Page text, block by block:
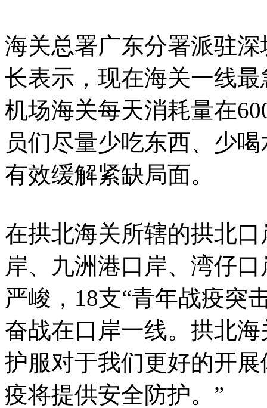
海关总署广东分署派驻
长表示，现在海关一线
机场海关每天消耗量在
员们尽量少吃东西、少
有效缓解紧缺局面。
在拱北海关所辖的拱北
岸、九洲港口岸、湾仔
严峻，18支“青年战疫突
奋战在口岸一线。拱北
护服对于我们更好的开
疫将提供安全防护。”